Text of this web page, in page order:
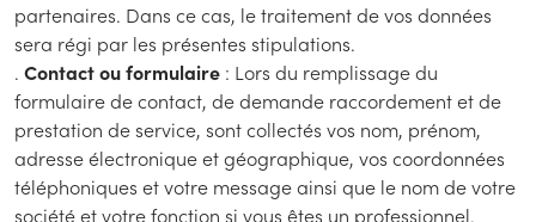
partenaires. Dans ce cas, le traitement de vos données
sera régi par les présentes stipulations.
. Contact ou formulaire : Lors du remplissage du
formulaire de contact, de demande raccordement et de
prestation de service, sont collectés vos nom, prénom,
adresse électronique et géographique, vos coordonnées
téléphoniques et votre message ainsi que le nom de votre
société et votre fonction si vous êtes un professionnel.